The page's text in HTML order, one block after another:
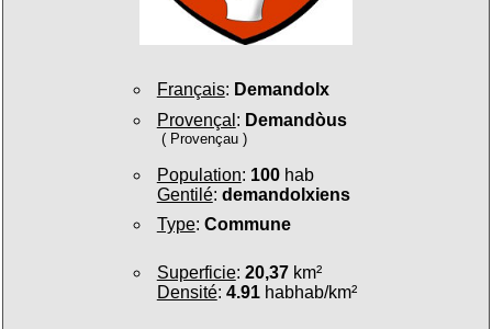
Français: Demandolx
Provençal : Demandòus
( Provençau )
Population: 100hab
Gentilé: demandolxiens
Type: Commune
Superficie: 20,37km²
Densité: 4.91habhab/km²